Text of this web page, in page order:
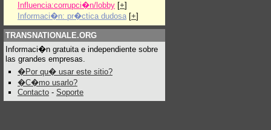
Influencia:corrupci�n/lobby [+]
Informaci�n: pr�ctica dudosa [+]
TRANSNATIONALE.ORG
Informaci�n gratuita e independiente sobre
las grandes empresas.
�Por qu� usar este sitio?
�C�mo usarlo?
Contacto - Soporte